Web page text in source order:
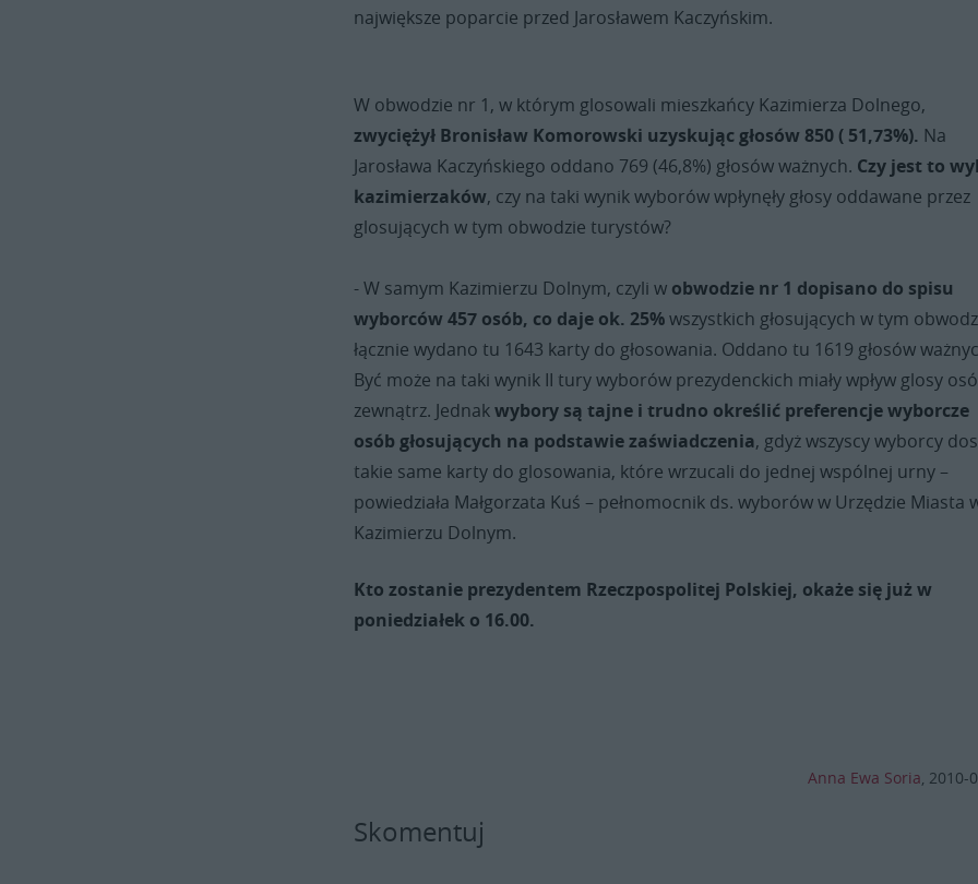
największe poparcie przed Jarosławem Kaczyńskim.
W obwodzie nr 1, w którym glosowali mieszkańcy Kazimierza Dolnego,
zwyciężył Bronisław Komorowski uzyskując głosów 850 ( 51,73%). Na
Jarosława Kaczyńskiego oddano 769 (46,8%) głosów ważnych. Czy jest to
kazimierzaków, czy na taki wynik wyborów wpłynęły głosy oddawane przez
glosujących w tym obwodzie turystów?
- W samym Kazimierzu Dolnym, czyli w obwodzie nr 1 dopisano do spisu
wyborców 457 osób, co daje ok. 25%wszystkich głosujących w tym
łącznie wydano tu 1643 karty do głosowania. Oddano tu 1619 głosów
Być może na taki wynik II tury wyborów prezydenckich miały wpływ glosy
zewnątrz. Jednakwybory są tajne i trudno określić preferencje wyborcze
osób głosujących na podstawie zaświadczenia, gdyż wszyscy wyborcy
takie same karty do glosowania, które wrzucali do jednej wspólnej urny –
powiedziała Małgorzata Kuś – pełnomocnik ds. wyborów w Urzędzie Miasta
Kazimierzu Dolnym.
Kto zostanie prezydentem Rzeczpospolitej Polskiej, okaże się już w
poniedziałek o 16.00.
Anna Ewa Soria 2010-
Skomentuj